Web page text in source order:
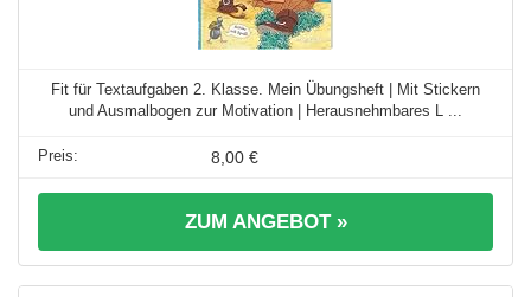
Fit für Textaufgaben 2. Klasse. Mein Übungsheft | Mit Stickern
und Ausmalbogen zur Motivation | Herausnehmbares L ...
8,00 €
ZUM ANGEBOT »